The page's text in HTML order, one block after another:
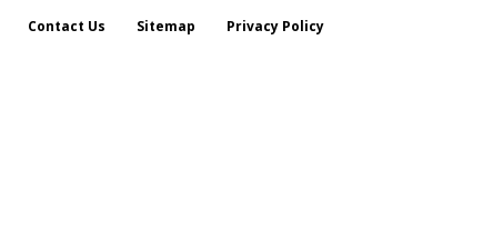
Contact Us Sitemap Privacy Policy